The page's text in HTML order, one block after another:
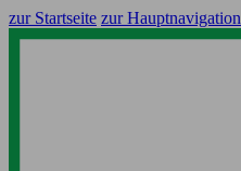
zur Startseite zur Hauptnavigation